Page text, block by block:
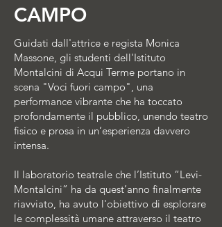
CAMPO
Guidati dall'attrice e regista Monica
Massone, gli studenti dell'Istituto
Montalcini di Acqui Terme portano in
scena "Voci fuori campo", una
performance vibrante che ha toccato
profondamente il pubblico, unendo teatro
fisico e prosa in un’esperienza davvero
intensa.
Il laboratorio teatrale che l’Istituto “Levi-
Montalcini” ha da quest’anno finalmente
riavviato, ha avuto l'obiettivo di esplorare
le complessità umane attraverso il teatro